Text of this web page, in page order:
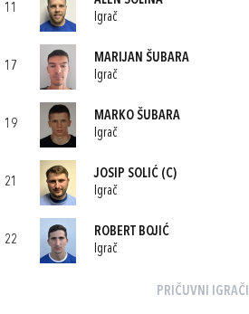
11
Igrač
17
MARIJAN ŠUBARA
Igrač
19
MARKO ŠUBARA
Igrač
21
JOSIP SOLIĆ (C)
Igrač
22
ROBERT BOJIĆ
Igrač
PRIČUVNI IGRAČI